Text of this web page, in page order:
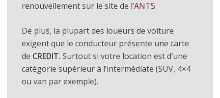
renouvellement sur le site de l’ANTS.
De plus, la plupart des loueurs de voiture
exigent que le conducteur présente une carte
de CREDIT. Surtout si votre location est d’une
catégorie supérieur à l’intermédiate (SUV, 4×4
ou van par exemple).